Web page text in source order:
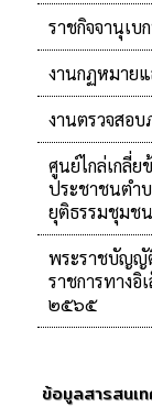
ราชกิจจานุเบ
งานกฏหมาย
งานตรวจสอบ
ศูนย์ไกล่เกลี่
ประชาชนตำ
ยุติธรรมชุมช
พระราชบัญญั
ราชการทางอิ
๒๕๖๕
ข้อมูลสารสนเ